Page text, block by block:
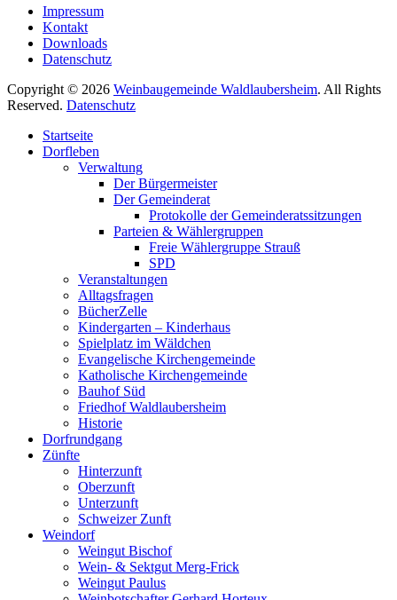
Impressum
Kontakt
Downloads
Datenschutz
Copyright © 2026 Weinbaugemeinde Waldlaubersheim. All Rights
Reserved. Datenschutz
oben
scrollen
Startseite
Dorfleben
Verwaltung
Der Bürgermeister
Der Gemeinderat
Protokolle der Gemeinderatssitzungen
Parteien & Wählergruppen
Freie Wählergruppe Strauß
SPD
Veranstaltungen
Alltagsfragen
BücherZelle
Kindergarten – Kinderhaus
Spielplatz im Wäldchen
Evangelische Kirchengemeinde
Katholische Kirchengemeinde
Bauhof Süd
Friedhof Waldlaubersheim
Historie
Dorfrundgang
Zünfte
Hinterzunft
Oberzunft
Unterzunft
Schweizer Zunft
Weindorf
Weingut Bischof
Wein- & Sektgut Merg-Frick
Weingut Paulus